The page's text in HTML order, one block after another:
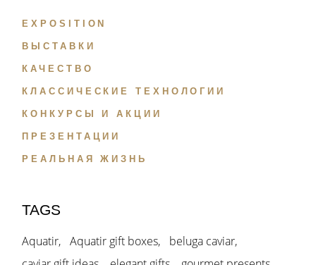
EXPOSITION
ВЫСТАВКИ
КАЧЕСТВО
КЛАССИЧЕСКИЕ ТЕХНОЛОГИИ
КОНКУРСЫ И АКЦИИ
ПРЕЗЕНТАЦИИ
РЕАЛЬНАЯ ЖИЗНЬ
TAGS
Aquatir Aquatir gift boxes
beluga caviar